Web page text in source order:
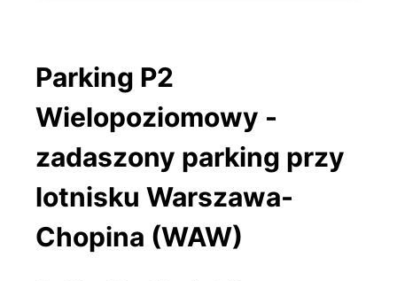
Parking P2
Wielopoziomowy -
zadaszony parking przy
lotnisku Warszawa-
Chopina (WAW)